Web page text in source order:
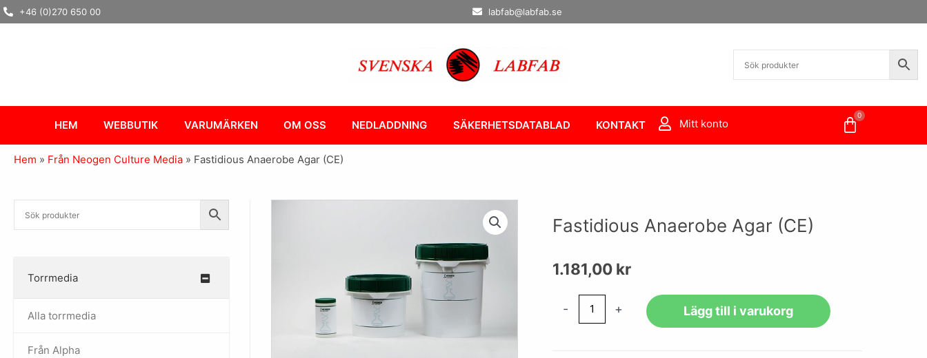
Hoppa
till
+46 (0)270 650 00 labfab@labfab.se
HEM WEBBUTIK VARUMÄRKEN OM OSS NEDLADDNING SÄKERHETSDATABLAD KONTAKT Mitt konto
0
Varukorg
Hem » Från Neogen Culture Media » Fastidious Anaerobe Agar (CE)
Torrmedia
–
Alla torrmedia
Från Alpha
–
Fastidious Anaerobe Agar (CE)
1.181,00 kr
- + Lägg till i varukorg